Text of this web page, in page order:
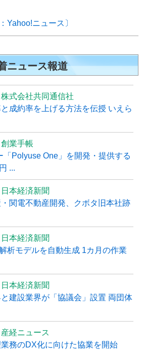
Yahoo!ニュース〕
ニュース報道
株式会社共同通信社
成約率を上げる方法を伝授 いえら
創業手帳
「Polyuse One」を開発・提供する
...
日本経済新聞
関電不動産開発、クボタ旧本社跡
日本経済新聞
析モデルを自動生成 1カ月の作業
日本経済新聞
建設業界が「協議会」設置 両団体
産経ニュース
務のDX化に向けた協業を開始